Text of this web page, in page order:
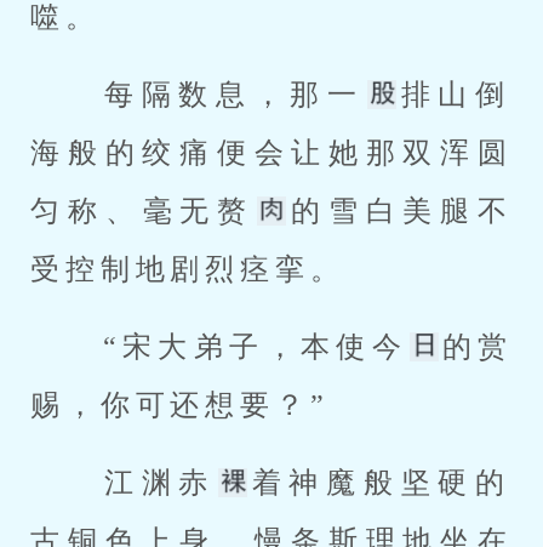
噬。
每隔数息，那一
排山倒
海般的绞痛便会让她那双浑圆
匀称、毫无赘
的雪白美腿不
受控制地剧烈痉挛。
“宋大弟子，本使今
的赏
赐，你可还想要？”
江渊赤
着神魔般坚硬的